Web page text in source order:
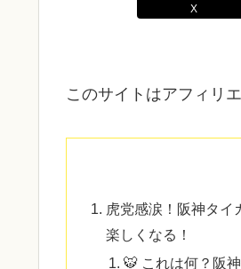
X
このサイトはアフィリ
虎党感涙！阪神タイ
楽しくなる！
🐯 これは何？阪